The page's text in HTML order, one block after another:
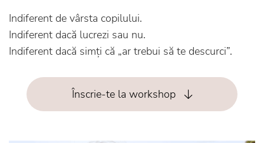
Indiferent de vârsta copilului.
Indiferent dacă lucrezi sau nu.
Indiferent dacă simți că „ar trebui să te descurci”.
Înscrie-te la workshop